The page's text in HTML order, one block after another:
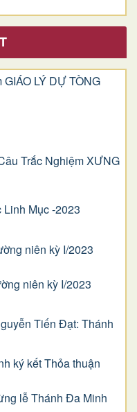
LÝ DỰ TÒNG
Trắc Nghiệm XƯNG
Mục -2023
niên kỳ I/2023
niên kỳ I/2023
Tiến Đạt: Thánh
ký kết Thỏa thuận
lễ Thánh Đa Minh